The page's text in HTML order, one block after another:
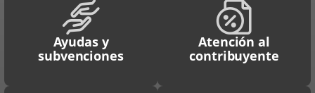
Ayudas y
subvenciones
Atención al
contribuyente